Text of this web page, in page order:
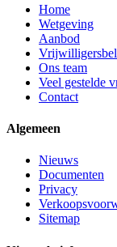
Home
Wetgeving
Aanbod
Ons team
Veel gestelde
Contact
Algemeen
Nieuws
Documenten
Privacy
Sitemap